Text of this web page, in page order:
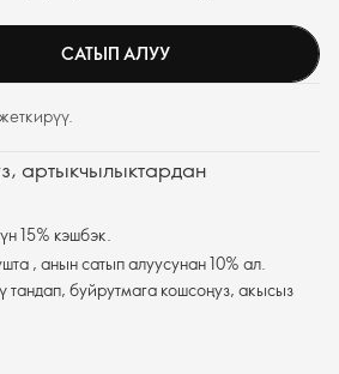
САТЫП АЛУУ
артыкчылыктардан
15% кэшбэк.
, анын сатып алуусунан 10% ал.
тандап, буйрутмага кошсоңуз, акысыз